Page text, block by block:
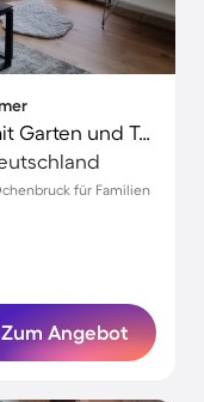
Kinderfreundliche Wohnung mit Garten und Terrasse
für Familien
Zum Angebot